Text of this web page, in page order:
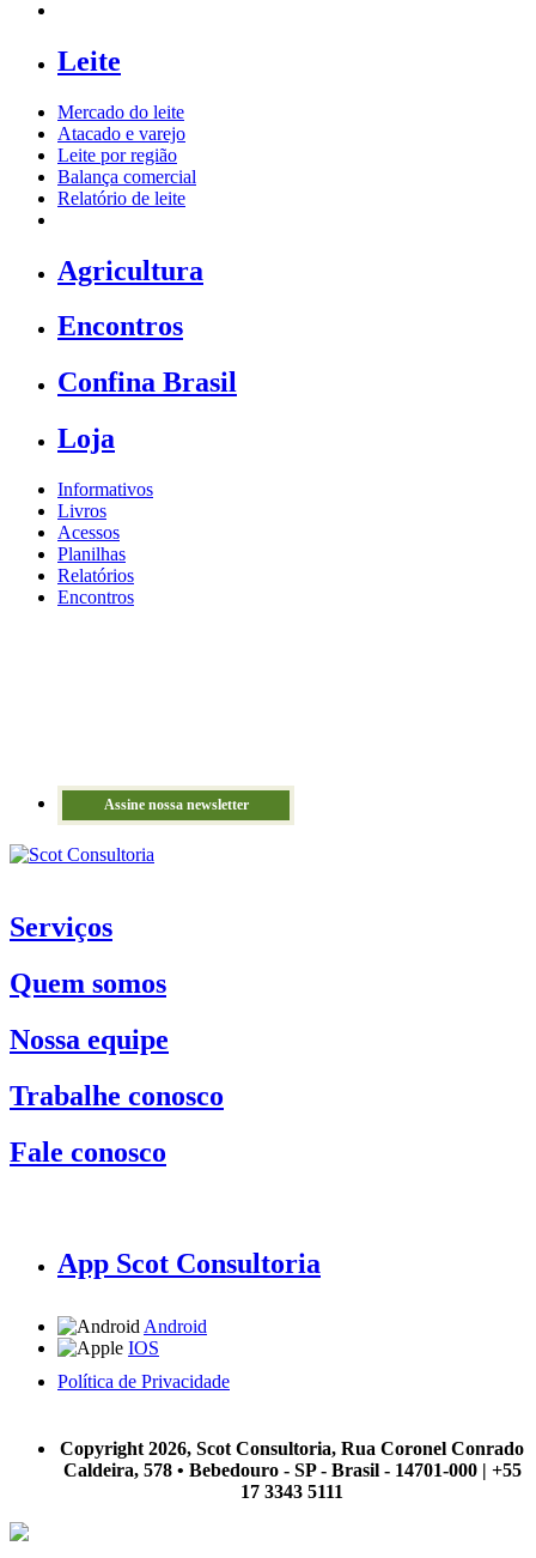
Leite
Mercado do leite
Atacado e varejo
Leite por região
Balança comercial
Relatório de leite
Agricultura
Encontros
Confina Brasil
Loja
Informativos
Livros
Acessos
Planilhas
Relatórios
Encontros
Assine nossa newsletter
Serviços
Quem somos
Nossa equipe
Trabalhe conosco
Fale conosco
App Scot Consultoria
Android
IOS
Política de Privacidade
Copyright 2026, Scot Consultoria, Rua Coronel Conrado
Caldeira, 578 • Bebedouro - SP - Brasil - 14701-000 | +55
17 3343 5111